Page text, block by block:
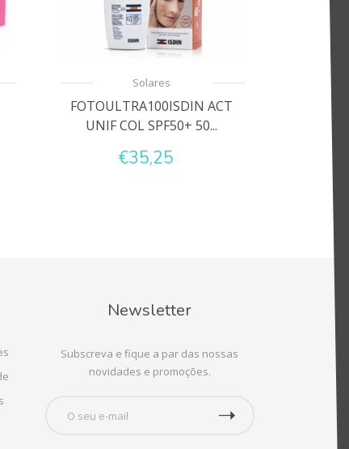
Solares
FOTOULTRA100ISDIN ACT
UNIF COL SPF50+ 50...
€35,25
Newsletter
Subscreva e fique a par das nossas
novidades e promoções.